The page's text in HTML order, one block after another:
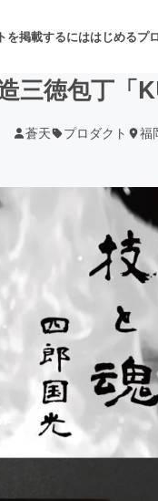
を掲載するにははじめるプ
開発
三徳包丁「
蒼天 プロダクト 福